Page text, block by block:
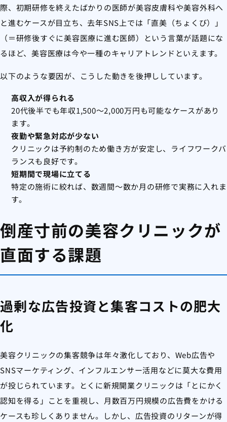
際、初期研修を終えたばかりの医師が美容皮膚科や美容外科へ
と進むケースが目立ち、去年SNS上では「直美（ちょくび）」
（＝研修後すぐに美容医療に進む医師）という言葉が話題にな
るほど、美容医療は今や一種のキャリアトレンドといえます。
以下のような要因が、こうした動きを後押ししています。
高収入が得られる
20代後半でも年収1,500〜2,000万円も可能なケースがあり
ます。
夜勤や緊急対応が少ない
クリニックは予約制のため働き方が安定し、ライフワークバ
ランスも良好です。
短期間で現場に立てる
特定の施術に絞れば、数週間〜数か月の研修で実務に入れま
す。
倒産寸前の美容クリニックが
直面する課題
過剰な広告投資と集客コストの肥大
化
美容クリニックの集客競争は年々激化しており、Web広告や
SNSマーケティング、インフルエンサー活用などに莫大な費用
が投じられています。とくに新規開業クリニックは「とにかく
認知を得る」ことを重視し、月数百万円規模の広告費をかける
ケースも珍しくありません。しかし、広告投資のリターンが得